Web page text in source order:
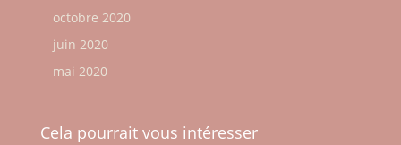
octobre 2020
juin 2020
mai 2020
Cela pourrait vous intéresser